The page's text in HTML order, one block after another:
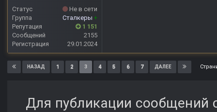
Статус
Не в сети
Группа
Сталкеры +
Репутация
1 151
Сообщений
2155
Регистрация
29.01.2024
НАЗАД 1 2 3 4 5 6 7 ДАЛЕЕ
Для публикации сообщений